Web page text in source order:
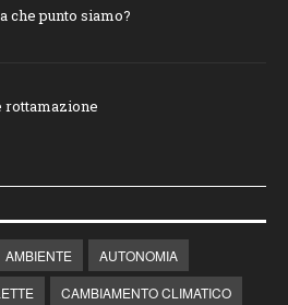
che punto siamo?
rottamazione
AMBIENTE
AUTONOMIA
CAMBIAMENTO CLIMATICO